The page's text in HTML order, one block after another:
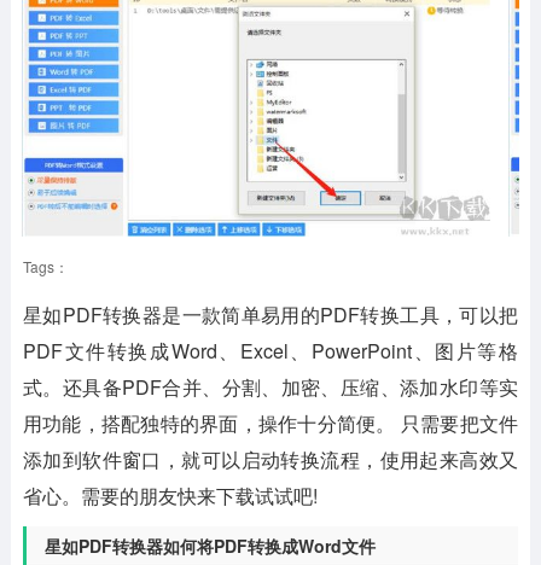
安卓其它
Tags：
星如PDF转换器是一款简单易用的PDF转换工具，可以把
PDF文件转换成Word、Excel、PowerPoint、图片等格
式。还具备PDF合并、分割、加密、压缩、添加水印等实
用功能，搭配独特的界面，操作十分简便。 只需要把文件
添加到软件窗口，就可以启动转换流程，使用起来高效又
省心。需要的朋友快来下载试试吧!
星如PDF转换器如何将PDF转换成Word文件